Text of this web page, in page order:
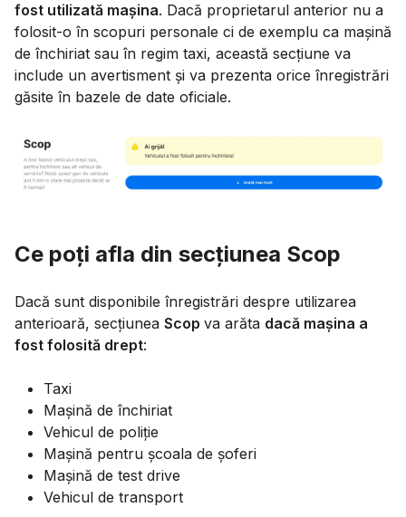
fost utilizată mașina. Dacă proprietarul anterior nu a
folosit-o în scopuri personale ci de exemplu ca mașină
de închiriat sau în regim taxi, această secțiune va
include un avertisment și va prezenta orice înregistrări
găsite în bazele de date oficiale.
Ce poți afla din secțiunea Scop
Dacă sunt disponibile înregistrări despre utilizarea
anterioară, secțiunea Scop va arăta dacă mașina a
fost folosită drept:
Taxi
Mașină de închiriat
Vehicul de poliție
Mașină pentru școala de șoferi
Mașină de test drive
Vehicul de transport